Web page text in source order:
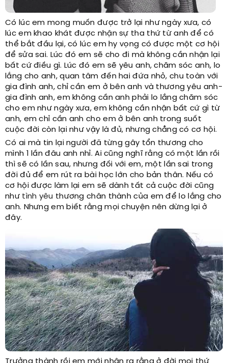
Có lúc em mong muốn được trở lại như ngày xưa, có
lúc em khao khát được nhận sự tha thứ từ anh để có
thể bắt đầu lại, có lúc em hy vọng có được một cơ hội
để sửa sai. Lúc đó em sẽ cho đi mà không cần nhận lại
bất cứ điều gì. Lúc đó em sẽ yêu anh, chăm sóc anh, lo
lắng cho anh, quan tâm đến hai đứa nhỏ, chu toàn với
gia đình anh, chỉ cần em ở bên anh và thương yêu anh-
gia đình anh, em không cần anh phải lo lắng chăm sóc
cho em như ngày xưa, em không cần nhận bất cứ gì từ
anh, em chỉ cần anh cho em ở bên anh trong suốt
cuộc đời còn lại như vậy là đủ, nhưng chẳng có cơ hội.
Có ai mà tin lại người đã từng gây tổn thương cho
mình 1 lần đâu anh nhỉ. Ai cũng nghĩ rằng có một lần rồi
thì sẽ có lần sau, nhưng đối với em, một lần sai trong
đời đủ để em rút ra bài học lớn cho bản thân. Nếu có
cơ hội được làm lại em sẽ dành tất cả cuộc đời cũng
như tình yêu thương chân thành của em để lo lắng cho
anh. Nhưng em biết rằng mọi chuyện nên dừng lại ở
đây.